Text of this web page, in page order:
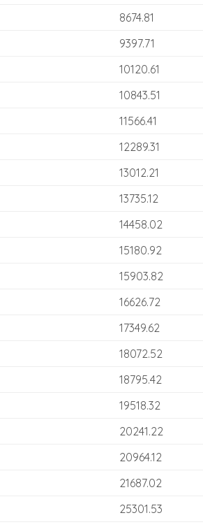
8674.81
9397.71
10120.61
10843.51
11566.41
12289.31
13012.21
13735.12
14458.02
15180.92
15903.82
16626.72
17349.62
18072.52
18795.42
19518.32
20241.22
20964.12
21687.02
25301.53